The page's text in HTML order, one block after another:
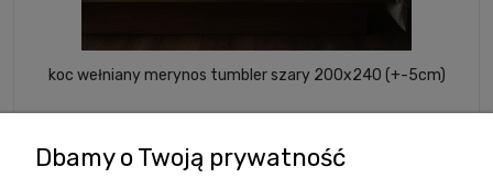
koc wełniany merynos tumbler szary 200x240 (+-5cm)
240,00 zł
Dbamy o Twoją prywatność